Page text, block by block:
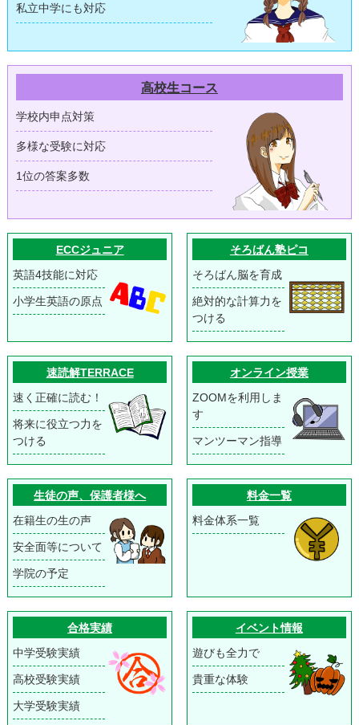
私立中学にも対応
高校生コース
学校内申点対策
多様な受験に対応
1位の答案多数
ECCジュニア
英語4技能に対応
小学生英語の原点
そろばん塾ピコ
そろばん脳を育成
絶対的な計算力を
つける
速読解TERRACE
速く正確に読む！
将来に役立つ力を
つける
オンライン授業
ZOOMを利用しま
す
マンツーマン指導
生徒の声、保護者様へ
在籍生の生の声
安全面等について
学院の予定
料金一覧
料金体系一覧
合格実績
中学受験実績
高校受験実績
大学受験実績
イベント情報
遊びも全力で
貴重な体験